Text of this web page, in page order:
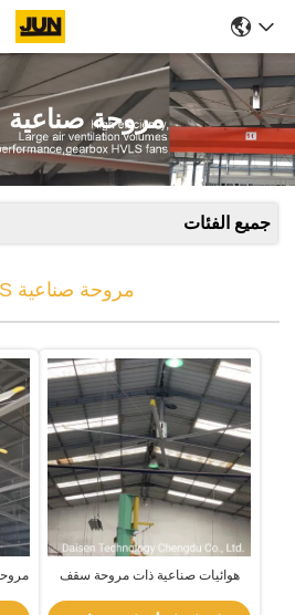
مروحة صناعية HVLS
جميع الفئات
مروحة صناعية HVLS
هوائيات صناعية ذات مروحة سقف